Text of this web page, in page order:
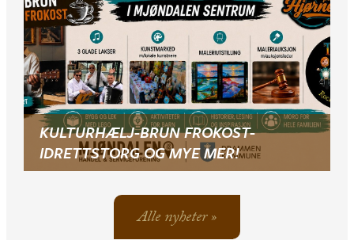
KULTURHÆLJ-BRUN FROKOST-
IDRETTSTORG OG MYE MER!
Alle nyheter »